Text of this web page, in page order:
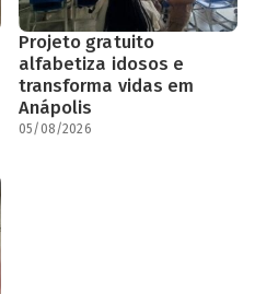
Projeto gratuito
alfabetiza idosos e
transforma vidas em
Anápolis
05/08/2026